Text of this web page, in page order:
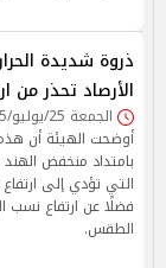
ذروة شديدة
الأرصاد تحذر من
الجمعة 25/يوليو/2025 - 06:01 م
أوضحت الهيئة أن هذه
بامتداد منخفض
التي تؤدي إلى
فضلًا عن ارتفاع نسب
الطقس.